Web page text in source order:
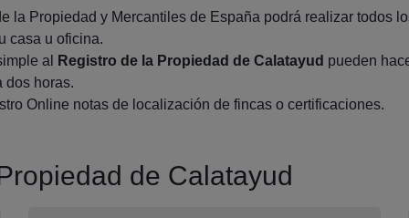
la Propiedad y Mercantiles de España podrá realizar todos
casa u oficina.
al
Registro de la Propiedad de Calatayud pueden
dos horas.
Online notas de localización de fincas o certificaciones.
de Calatayud